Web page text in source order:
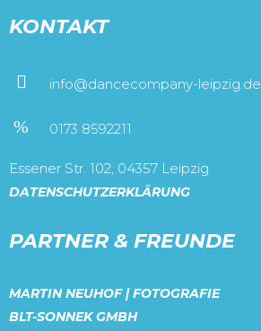
KONTAKT
info@dancecompany-leipzig.de
0173 8592211
Essener Str. 102, 04357 Leipzig
DATENSCHUTZERKLÄRUNG
PARTNER & FREUNDE
MARTIN NEUHOF | FOTOGRAFIE
BLT-SONNEK GMBH